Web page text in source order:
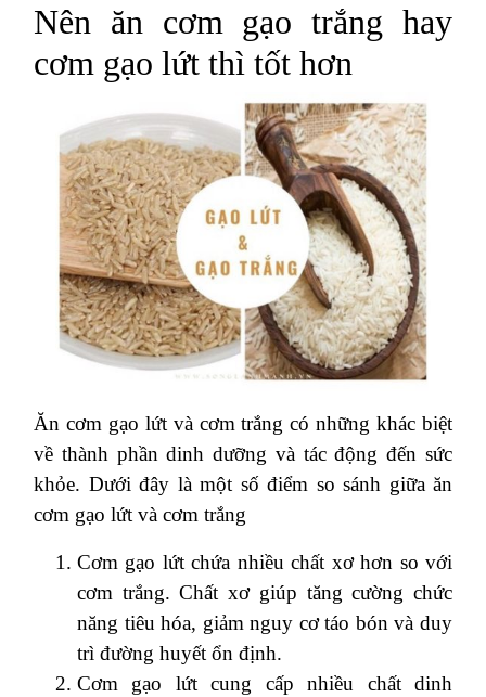
Nên ăn cơm gạo trắng hay
cơm gạo lứt thì tốt hơn
Ăn cơm gạo lứt và cơm trắng có những khác biệt
về thành phần dinh dưỡng và tác động đến sức
khỏe. Dưới đây là một số điểm so sánh giữa ăn
cơm gạo lứt và cơm trắng
Cơm gạo lứt chứa nhiều chất xơ hơn so với
cơm trắng. Chất xơ giúp tăng cường chức
năng tiêu hóa, giảm nguy cơ táo bón và duy
trì đường huyết ổn định.
Cơm gạo lứt cung cấp nhiều chất dinh